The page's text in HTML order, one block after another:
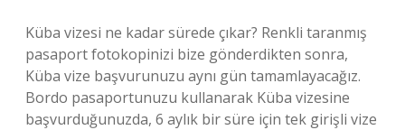
Küba vizesi ne kadar sürede çıkar? Renkli taranmış
pasaport fotokopinizi bize gönderdikten sonra,
Küba vize başvurunuzu aynı gün tamamlayacağız.
Bordo pasaportunuzu kullanarak Küba vizesine
başvurduğunuzda, 6 aylık bir süre için tek girişli vize